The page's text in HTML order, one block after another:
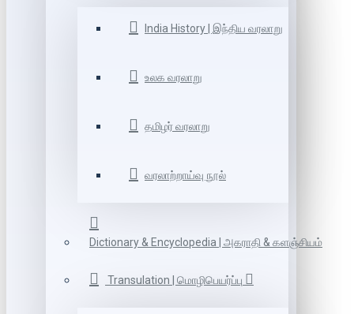
India History | இந்திய வரலாறு
உலக வரலாறு
தமிழர் வரலாறு
வரலாற்றாய்வு நூல்
Dictionary & Encyclopedia | அகராதி & களஞ்சியம்
Transulation | மொழிபெயர்ப்பு